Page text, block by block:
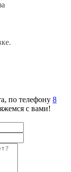
по телефону 8
с вами!